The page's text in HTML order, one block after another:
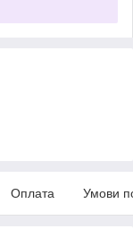
Оплата Умови